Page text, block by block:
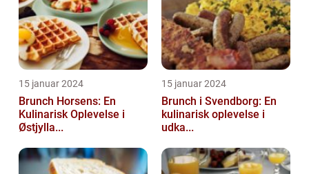
15 januar 2024
Brunch Horsens: En
Kulinarisk Oplevelse i
Østjylla...
15 januar 2024
Brunch i Svendborg: En
kulinarisk oplevelse i
udka...